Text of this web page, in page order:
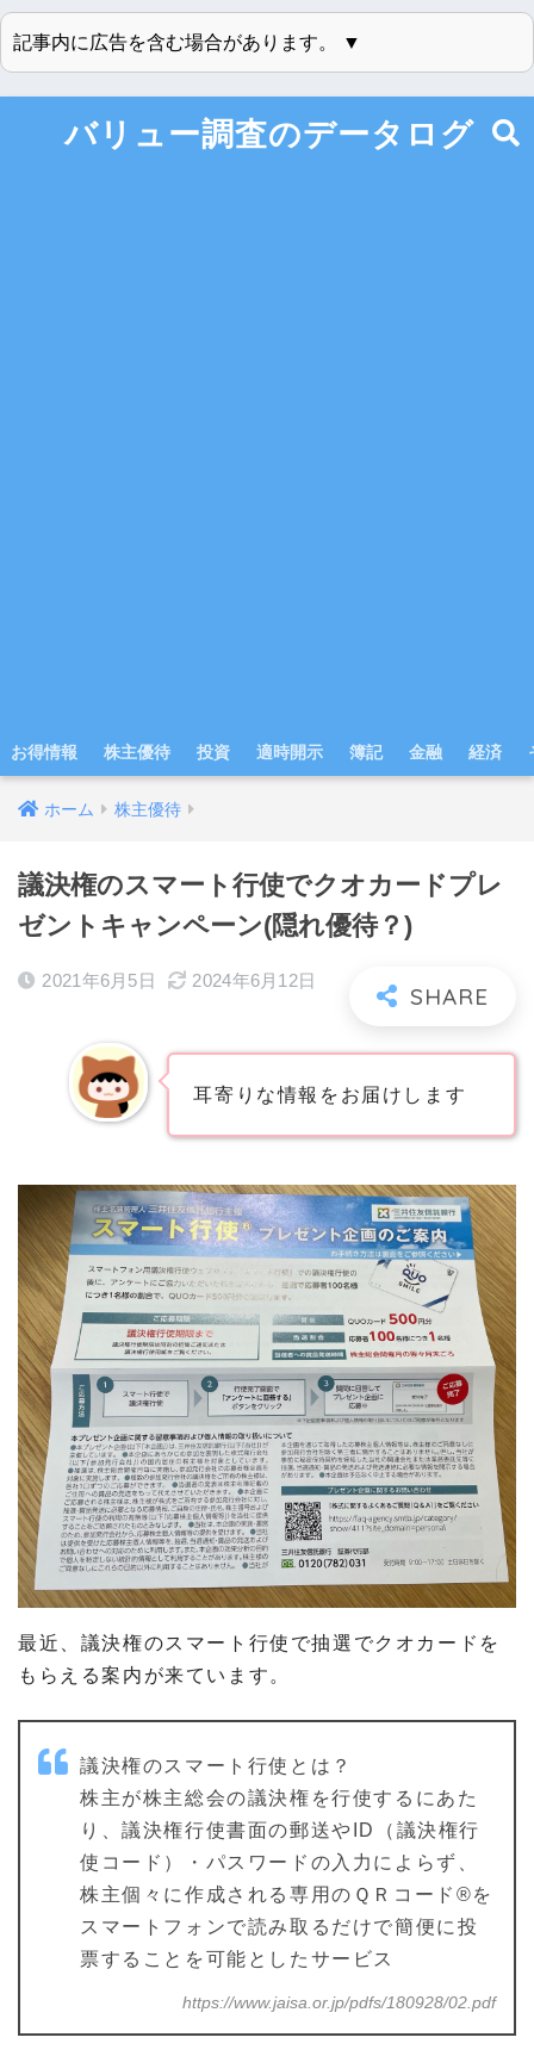
記事内に広告を含む場合があります。 ▼
バリュー調査のデータログ
お得情報 株主優待 投資 適時開示 簿記 金融 経済
ホーム 株主優待
議決権のスマート行使でクオカードプレ
ゼントキャンペーン(隠れ優待？)
2021年6月5日 2024年6月12日
耳寄りな情報をお届けします
最近、議決権のスマート行使で抽選でクオカードを
もらえる案内が来ています。
議決権のスマート行使とは？
株主が株主総会の議決権を行使するにあた
り、議決権行使書面の郵送やID（議決権行
使コード）・パスワードの入力によらず、
株主個々に作成される専用のＱＲコード®を
スマートフォンで読み取るだけで簡便に投
票することを可能としたサービス
https://www.jaisa.or.jp/pdfs/180928/02.pdf